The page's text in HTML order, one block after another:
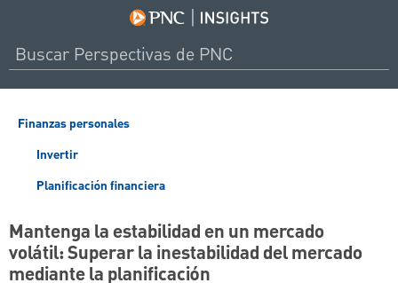
Finanzas personales
Invertir
Planificación financiera
Mantenga la estabilidad en un mercado
volátil: Superar la inestabilidad del mercado
mediante la planificación